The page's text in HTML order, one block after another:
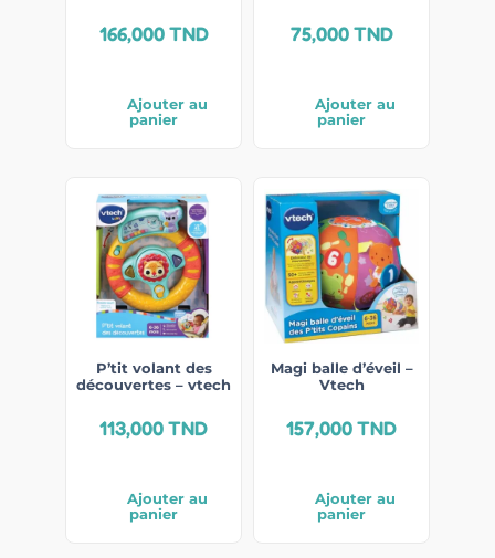
166,000TND
Ajouter au
panier
75,000TND
Ajouter au
panier
P’tit volant des
découvertes – vtech
113,000TND
Ajouter au
panier
Magi balle d’éveil –
Vtech
157,000TND
Ajouter au
panier